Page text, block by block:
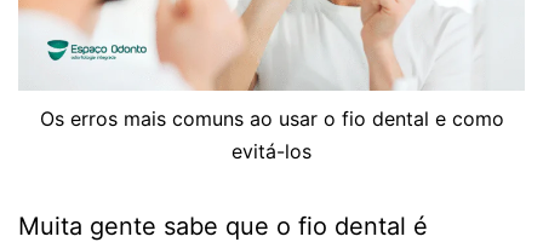
Os erros mais comuns ao usar o fio dental e como
evitá-los
Muita gente sabe que o fio dental é